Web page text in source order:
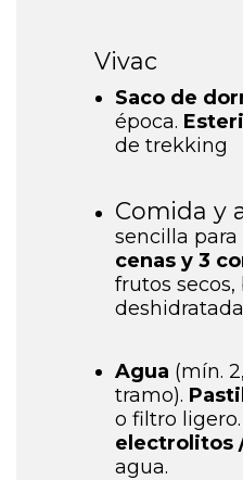
Vivac
Saco de
época.
de trekking
Comida y
sencilla para
cenas y 3
frutos secos,
Agua (mín.
tramo).
o filtro ligero.
electrolitos
agua.